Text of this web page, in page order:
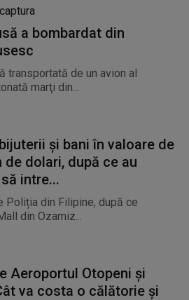
a bombardat din
transportată de un avion al
marţi din...
și bani în valoare de
dolari, după ce au
intre...
Poliția din Filipine, după ce
din Ozamiz...
Aeroportul Otopeni și
va costa o călătorie și